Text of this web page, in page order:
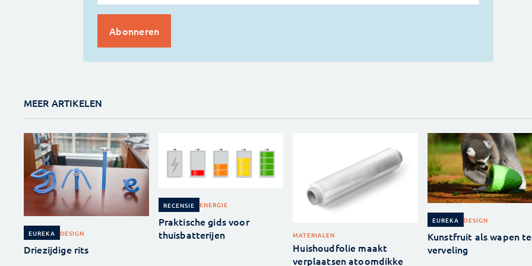
MEER ARTIKELEN
EUREKA DESIGN
Driezijdige rits
RECENSIE ENERGIE
Praktische gids voor
thuisbatterijen
MATERIALEN
Huishoudfolie maakt
verplaatsen atoomdikke
EUREKA DESIGN
Kunstfruit als wapen
verveling